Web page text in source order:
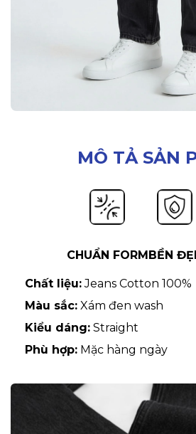
MÔ TẢ SẢN
CHUẨN FORMBỀN
Chất liệu:Jeans Cotton 100%
Màu sắc: Xám đen wash
Kiểu dáng: Straight
Phù hợp: Mặc hàng ngày